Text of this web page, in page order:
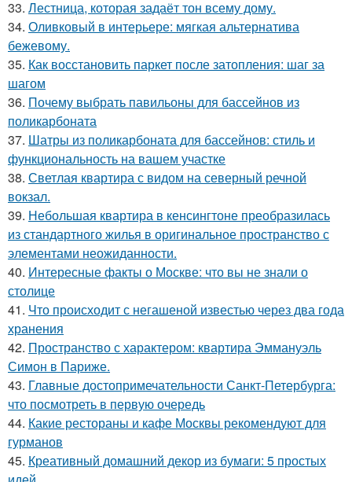
33. Лестница, которая задаёт тон всему дому.
34. Оливковый в интерьере: мягкая альтернатива
бежевому.
35. Как восстановить паркет после затопления: шаг за
шагом
36. Почему выбрать павильоны для бассейнов из
поликарбоната
37. Шатры из поликарбоната для бассейнов: стиль и
функциональность на вашем участке
38. Светлая квартира с видом на северный речной
вокзал.
39. Небольшая квартира в кенсингтоне преобразилась
из стандартного жилья в оригинальное пространство с
элементами неожиданности.
40. Интересные факты о Москве: что вы не знали о
столице
41. Что происходит с негашеной известью через два года
хранения
42. Пространство с характером: квартира Эммануэль
Симон в Париже.
43. Главные достопримечательности Санкт-Петербурга:
что посмотреть в первую очередь
44. Какие рестораны и кафе Москвы рекомендуют для
гурманов
45. Креативный домашний декор из бумаги: 5 простых